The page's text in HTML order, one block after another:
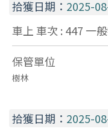
拾獲日期： 2025-
車上 車次 : 447一
保管單位
樹林
拾獲日期： 2025-